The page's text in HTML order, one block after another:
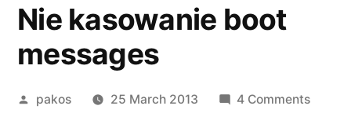
Nie kasowanie boot
messages
Posted
pakos 25 March 2013 4 Commentson